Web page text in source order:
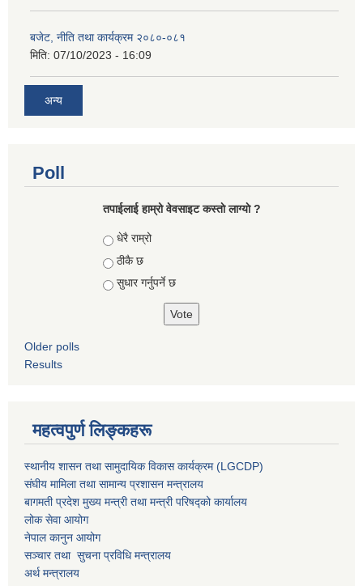
बजेट, नीति तथा कार्यक्रम २०८०-०८१
मिति: 07/10/2023 - 16:09
अन्य
Poll
तपाईलाई हाम्रो वेवसाइट कस्ताे लाग्याे ?
Choices
धेरै राम्रो
ठीकै छ
सुधार गर्नुपर्ने छ
Older polls
Results
महत्वपुर्ण लिङ्कहरू
स्थानीय शासन तथा सामुदायिक विकास कार्यक्रम (LGCDP)
संघीय मामिला तथा सामान्य प्रशासन मन्त्रालय
बागमती प्रदेश मुख्य मन्त्री तथा मन्त्री परिषद्को कार्यालय
लोक सेवा आयोग
नेपाल कानुन आयोग
सञ्चार तथा सुचना प्रविधि मन्त्रालय
अर्थ मन्त्रालय